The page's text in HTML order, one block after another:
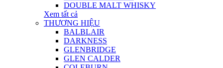
DOUBLE MALT WHISKY
Xem tất cả
THƯƠNG HIỆU
BALBLAIR
DARKNESS
GLENBRIDGE
GLEN CALDER